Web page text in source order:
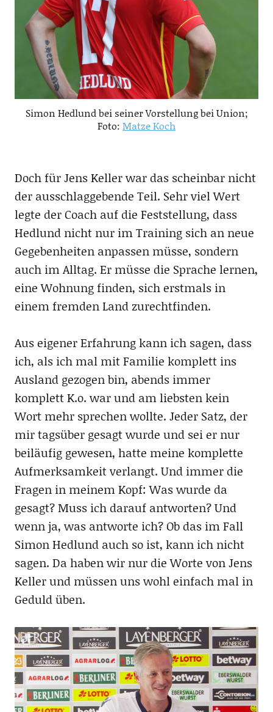
Simon Hedlund bei seiner Vorstellung bei Union;
Foto: Matze Koch
Doch für Jens Keller war das scheinbar nicht
der ausschlaggebende Teil. Sehr viel Wert
legte der Coach auf die Feststellung, dass
Hedlund nicht nur im Training sich an neue
Gegebenheiten anpassen müsse, sondern
auch im Alltag. Er müsse die Sprache lernen,
eine Wohnung finden, sich erstmals in
einem fremden Land zurechtfinden.
Aus eigener Erfahrung kann ich sagen, dass
ich, als ich mal mit Familie komplett ins
Ausland gezogen bin, abends immer
komplett K.o. war und am liebsten kein
Wort mehr sprechen wollte. Jeder Satz, der
mir tagsüber gesagt wurde und sei er nur
beiläufig gewesen, hatte meine komplette
Aufmerksamkeit verlangt. Und immer die
Fragen in meinem Kopf: Was wurde da
gesagt? Muss ich darauf antworten? Und
wenn ja, was antworte ich? Ob das im Fall
Simon Hedlund auch so ist, kann ich nicht
sagen. Da haben wir nur die Worte von Jens
Keller und müssen uns wohl einfach mal in
Geduld üben.